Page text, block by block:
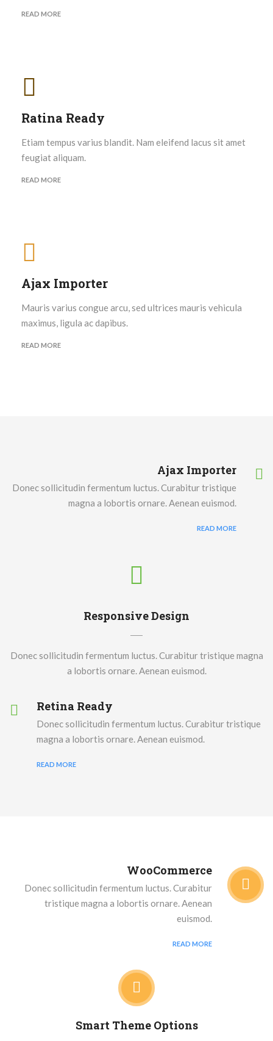
READ MORE
Ratina Ready
Etiam tempus varius blandit. Nam eleifend lacus sit amet
feugiat aliquam.
READ MORE
Ajax Importer
Mauris varius congue arcu, sed ultrices mauris vehicula
maximus, ligula ac dapibus.
READ MORE
Ajax Importer
Donec sollicitudin fermentum luctus. Curabitur tristique
magna a lobortis ornare. Aenean euismod.
READ MORE
Responsive Design
Donec sollicitudin fermentum luctus. Curabitur tristique magna
a lobortis ornare. Aenean euismod.
Retina Ready
Donec sollicitudin fermentum luctus. Curabitur tristique
magna a lobortis ornare. Aenean euismod.
READ MORE
WooCommerce
Donec sollicitudin fermentum luctus. Curabitur
tristique magna a lobortis ornare. Aenean
euismod.
READ MORE
Smart Theme Options